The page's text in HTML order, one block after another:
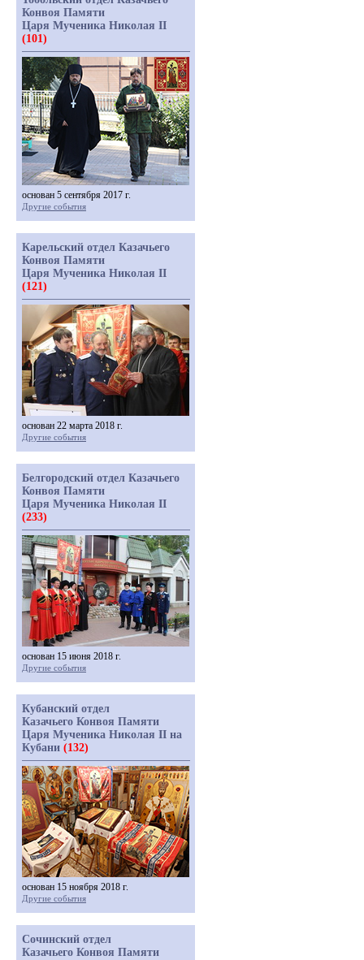
Конвоя Памяти
Царя Мученика Николая II
(101)
основан 5 сентября 2017 г.
Другие события
Карельский отдел Казачьего
Конвоя Памяти
Царя Мученика Николая II
(121)
основан 22 марта 2018 г.
Другие события
Белгородский отдел Казачьего
Конвоя Памяти
Царя Мученика Николая II
(233)
основан 15 июня 2018 г.
Другие события
Кубанский отдел
Казачьего Конвоя Памяти
Царя Мученика Николая II на
Кубани (132)
основан 15 ноября 2018 г.
Другие события
Сочинский отдел
Казачьего Конвоя Памяти